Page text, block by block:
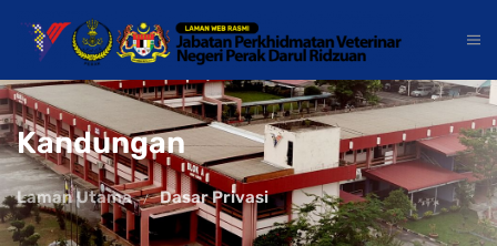
Kandungan
Laman Utama Dasar Privasi